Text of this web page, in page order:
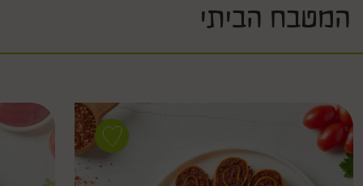
המטבח הביתי
Save
recipe
עראייס